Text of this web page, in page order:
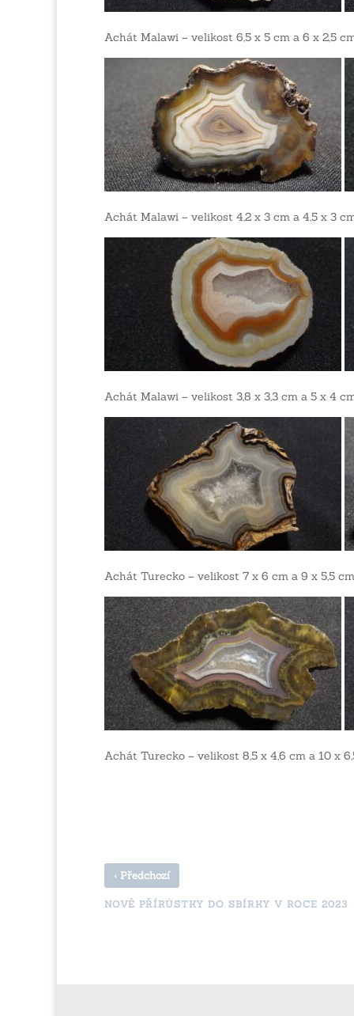
Achát Malawi – velikost 6,5 x 5 cm a 6 x 2,5
Achát Malawi – velikost 4,2 x 3 cm a 4,5 x 3
Achát Malawi – velikost 3,8 x 3,3 cm a 5 x 4
Achát Turecko – velikost 7 x 6 cm a 9 x 5,5 cm
Achát Turecko – velikost 8,5 x 4,6 cm a 10 x
‹ Předchozí
NOVÉ PŘÍRŮSTKY DO SBÍRKY V ROCE 2023